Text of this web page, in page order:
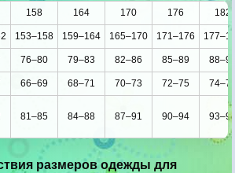
158 164 170 176 182
153–158 159–164 165–170 171–176
76–80 79–83 82–86 85–89
66–69 68–71 70–73 72–75
81–85 84–88 87–91 90–94
размеров одежды для